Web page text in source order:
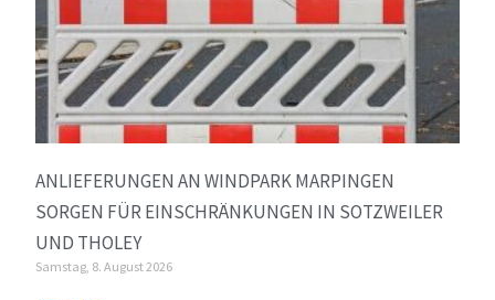
ANLIEFERUNGEN AN WINDPARK MARPINGEN
SORGEN FÜR EINSCHRÄNKUNGEN IN SOTZWEILER
UND THOLEY
Samstag, 8. August 2026